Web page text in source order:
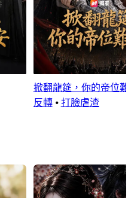
掀翻龍筵，你的帝位難
反轉⦁ 打臉虐渣